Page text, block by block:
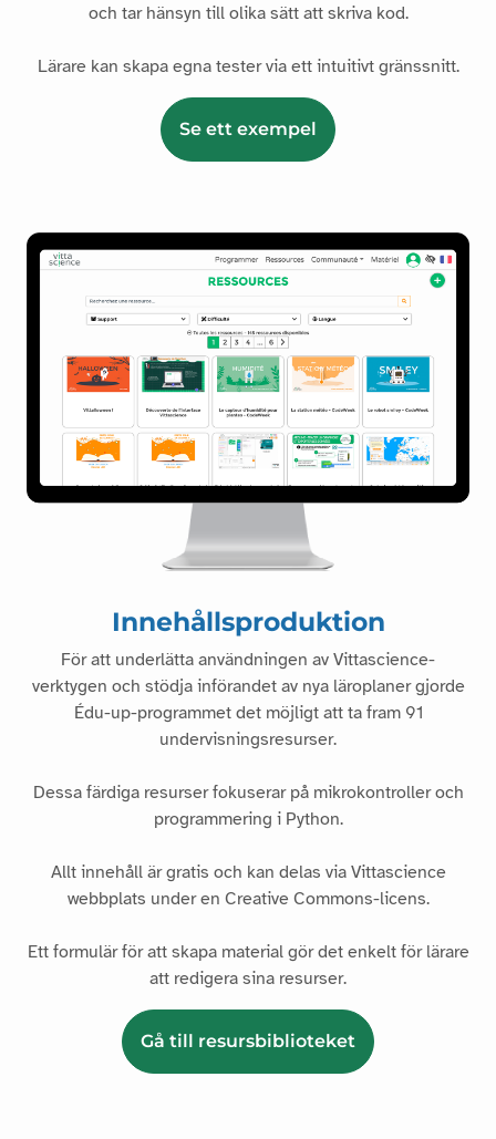
och tar hänsyn till olika sätt att skriva kod.
Lärare kan skapa egna tester via ett intuitivt gränssnitt.
Se ett exempel
Innehållsproduktion
För att underlätta användningen av Vittascience-
verktygen och stödja införandet av nya läroplaner gjorde
Édu-up-programmet det möjligt att ta fram 91
undervisningsresurser.
Dessa färdiga resurser fokuserar på mikrokontroller och
programmering i Python.
Allt innehåll är gratis och kan delas via Vittascience
webbplats under en Creative Commons-licens.
Ett formulär för att skapa material gör det enkelt för lärare
att redigera sina resurser.
Gå till resursbiblioteket